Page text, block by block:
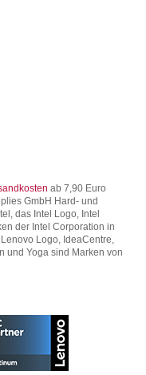
ab 7,90 Euro
GmbH Hard- und
das Intel Logo, Intel
der Intel Corporation in
Logo, IdeaCentre,
und Yoga sind Marken von